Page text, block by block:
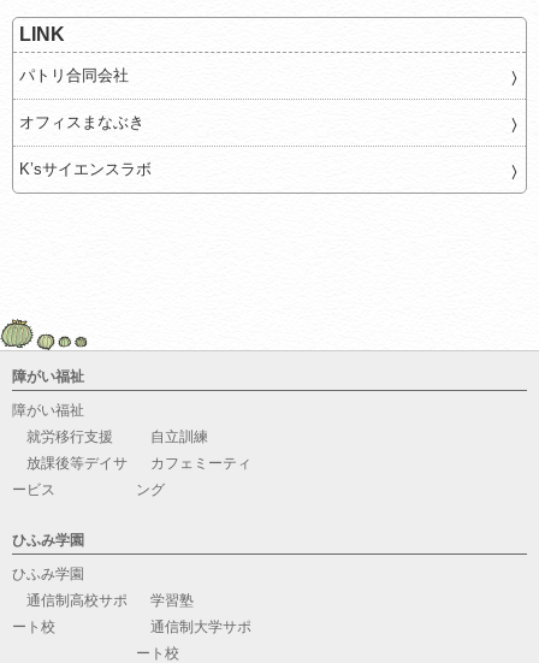
LINK
パトリ合同会社
オフィスまなぶき
K’sサイエンスラボ
障がい福祉
障がい福祉
就労移行支援
自立訓練
放課後等デイサ
ービス
カフェミーティ
ング
ひふみ学園
ひふみ学園
通信制高校サポ
ート校
学習塾
通信制大学サポ
ート校